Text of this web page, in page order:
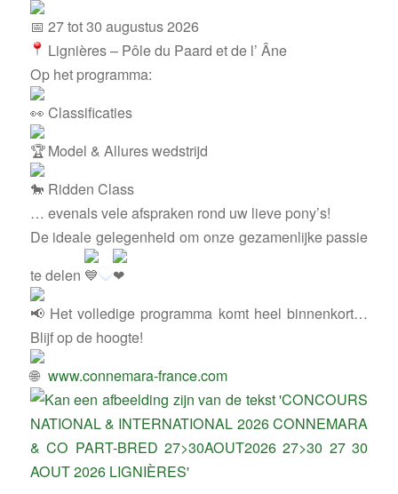
27 tot 30 augustus 2026
Lignières – Pôle du Paard et de l’ Âne
Op het programma:
Classificaties
Model & Allures wedstrijd
Ridden Class
… evenals vele afspraken rond uw lieve pony’s!
De ideale gelegenheid om onze gezamenlijke passie
te delen
Het volledige programma komt heel binnenkort…
Blijf op de hoogte!
www.connemara-france.com